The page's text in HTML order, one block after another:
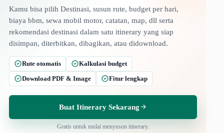
Kamu bisa pilih Destinasi, susun rute, budget per hari,
biaya bbm, sewa mobil motor, catatan, map, dll serta
rekomendasi destinasi dalam satu itinerary yang siap
disimpan, diterbitkan, dibagikan, atau didownload.
Rute otomatis
Kalkulasi budget
Download PDF & Image
Fitur lengkap
Buat Itinerary Sekarang
Gratis untuk mulai menyusun itinerary.